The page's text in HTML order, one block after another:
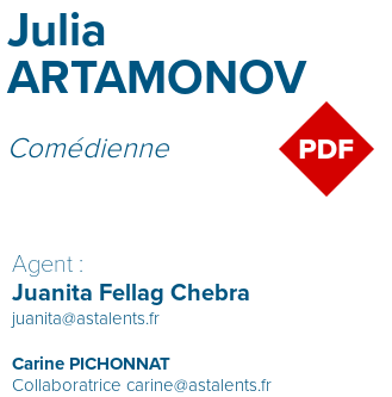
Julia
ARTAMONOV
Comédienne
Agent :
Juanita Fellag Chebra
juanita@astalents.fr
Carine PICHONNAT
Collaboratrice carine@astalents.fr